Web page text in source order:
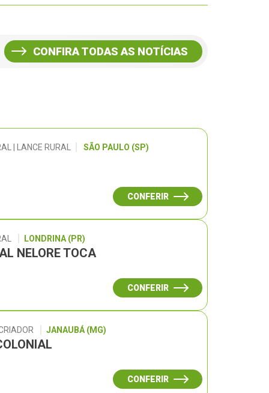
CONFIRA TODAS AS NOTÍCIAS
| LANCE RURAL SÃO PAULO (SP)
CONFERIR
LONDRINA (PR)
NELORE TOCA
CONFERIR
JANAUBÁ (MG)
CONFERIR